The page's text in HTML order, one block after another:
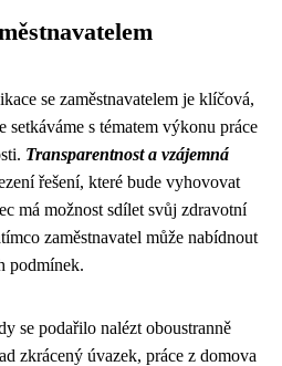
se zaměstnavatelem je klíčová,
setkáváme s tématem výkonu práce
Transparentnost a vzájemná
řešení, které bude vyhovovat
má možnost sdílet svůj zdravotní
zaměstnavatel může nabídnout
podmínek.
se podařilo nalézt oboustranně
zkrácený úvazek, práce z domova